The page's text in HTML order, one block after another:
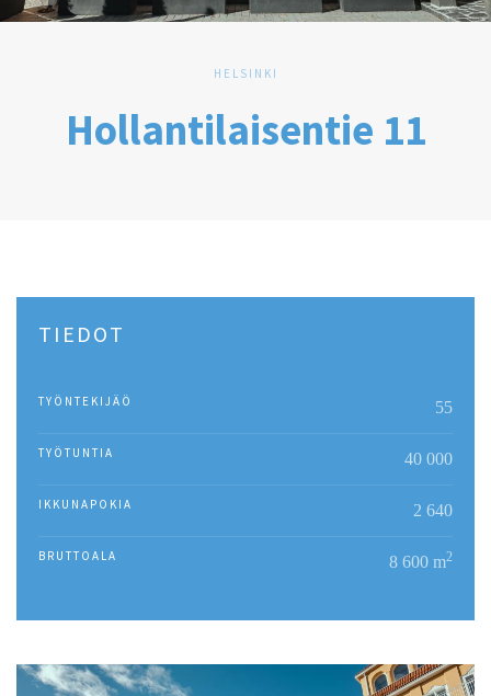
HELSINKI
Hollantilaisentie 11
TIEDOT
TYÖNTEKIJÄÖ 55
TYÖTUNTIA 40 000
IKKUNAPOKIA 2 640
BRUTTOALA 8 600 m2